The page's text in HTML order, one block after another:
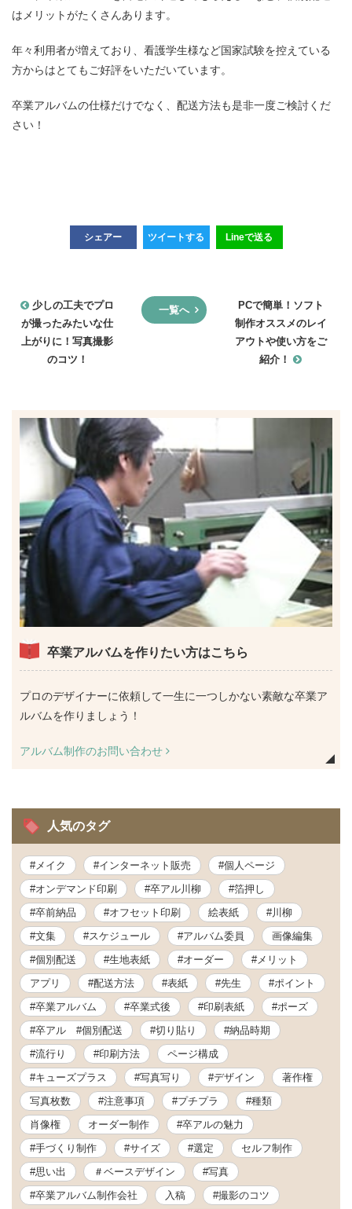
はメリットがたくさんあります。
年々利用者が増えており、看護学生様など国家試験を控えている
方からはとてもご好評をいただいています。
卒業アルバムの仕様だけでなく、配送方法も是非一度ご検討くだ
さい！
シェアー ツイートする Lineで送る
少しの工夫でプロ
が撮ったみたいな仕
上がりに！写真撮影
のコツ！
一覧へ
PCで簡単！ソフト
制作オススメのレイ
アウトや使い方をご
紹介！
卒業アルバムを作りたい方はこちら
プロのデザイナーに依頼して一生に一つしかない素敵な卒業ア
ルバムを作りましょう！
アルバム制作のお問い合わせ
人気のタグ
#メイク #インターネット販売
#個人ページ
#オンデマンド印刷
#卒アル川柳
#箔押し
#卒前納品
#オフセット印刷 絵表紙
#川柳
#文集
#スケジュール #アルバム委員
画像編集
#個別配送
#生地表紙 #オーダー
#メリット
アプリ
#配送方法 #表紙 #先生
#ポイント
#卒業アルバム
#卒業式後 #印刷表紙
#ポーズ
#卒アル #個別配送
#切り貼り
#納品時期
#流行り
#印刷方法
ページ構成
#キューズプラス
#写真写り #デザイン
著作権
写真枚数
#注意事項 #プチプラ
#種類
肖像権
オーダー制作
#卒アルの魅力
#手づくり制作
#サイズ #選定
セルフ制作
#思い出
＃ベースデザイン
#写真
#卒業アルバム制作会社
入稿
#撮影のコツ